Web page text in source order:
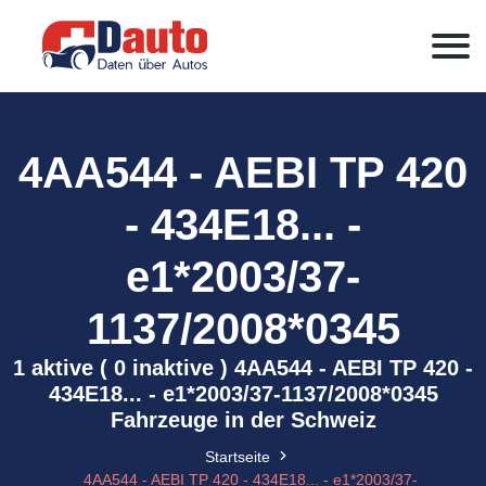
4AA544 - AEBI TP 420
- 434E18... -
e1*2003/37-
1137/2008*0345
1 aktive ( 0 inaktive ) 4AA544 - AEBI TP 420 -
434E18... - e1*2003/37-1137/2008*0345
Fahrzeuge in der Schweiz
Startseite
4AA544 - AEBI TP 420 - 434E18... - e1*2003/37-